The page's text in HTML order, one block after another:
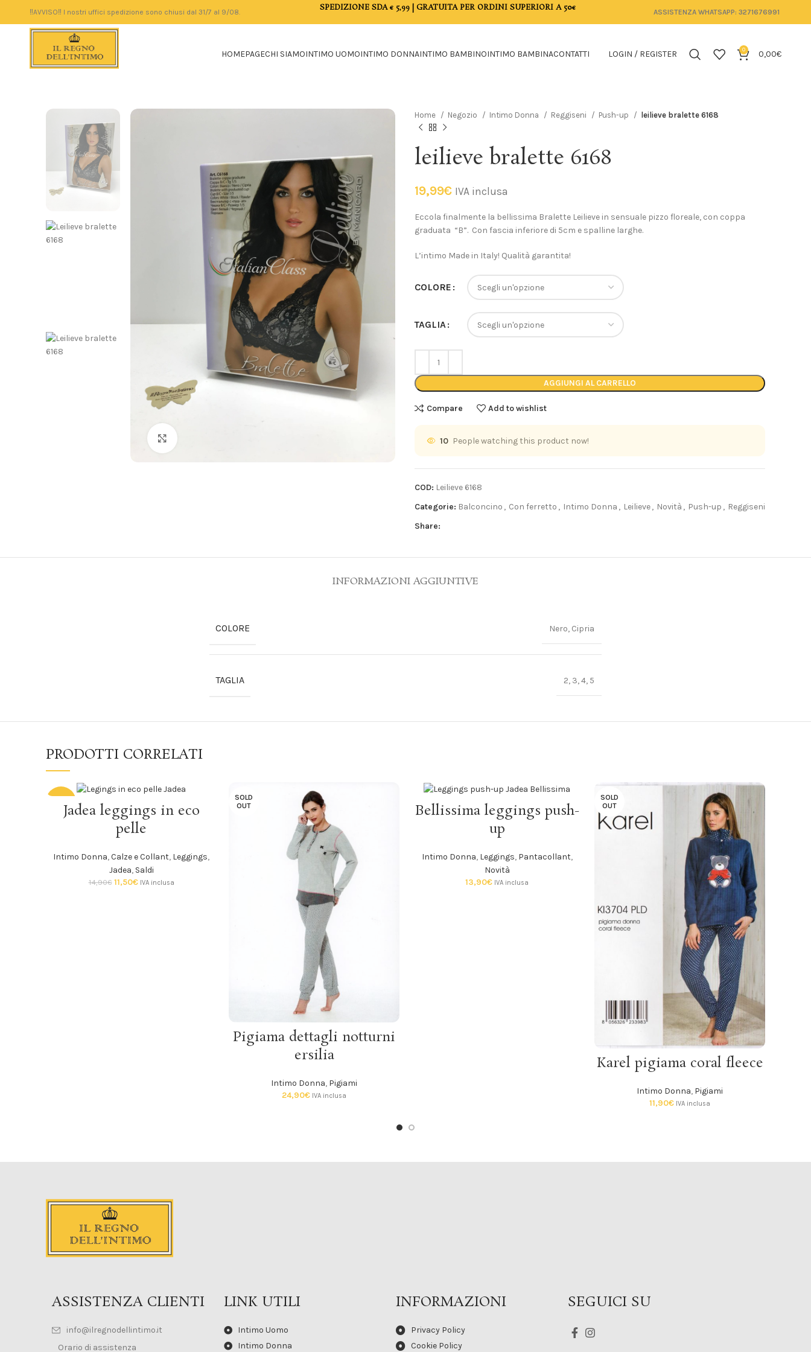
‼️AVVISO‼️ I nostri uffici spedizione sono chiusi dal 31/7 al 9/08. SPEDIZIONE SDA € 5,99 | GRATUITA PER ORDINI SUPERIORI A 50€ ASSISTENZA WHATSAPP: 3271676991
HOMEPAGECHI SIAMOINTIMO UOMOINTIMO DONNAINTIMO BAMBINOINTIMO BAMBINACONTATTI LOGIN / REGISTER 0 0,00€
Click to enlarge
Home Negozio Intimo Donna Reggiseni Push-up leilieve bralette 6168
leilieve bralette 6168
19,99€ IVA inclusa
Eccola finalmente la bellissima Bralette Leilieve in sensuale pizzo floreale, con coppa
graduata “B”. Con fascia inferiore di 5cm e spalline larghe.
L’intimo Made in Italy! Qualità garantita!
COLORE
TAGLIA
AGGIUNGI AL CARRELLO
Compare Add to wishlist
10 People watching this product now!
COD: Leilieve 6168
Categorie: Balconcino , Con ferretto , Intimo Donna , Leilieve, Novità , Push-up , Reggiseni
Share:
INFORMAZIONI AGGIUNTIVE
COLORE Nero, Cipria
TAGLIA 2, 3, 4, 5
PRODOTTI CORRELATI
Jadea leggings in eco
pelle
Intimo Donna,Calze e Collant, Leggings,
Jadea, Saldi
14,90€ 11,50€ IVA inclusa
SOLD
OUT
Pigiama dettagli notturni
ersilia
Intimo Donna, Pigiami
24,90€ IVA inclusa
SCEGLI
Bellissima leggings push-
up
Intimo Donna, Leggings, Pantacollant,
Novità
13,90€ IVA inclusa
SOLD
OUT
Karel pigiama coral fleece
Intimo Donna, Pigiami
11,90€ IVA inclusa
ASSISTENZA CLIENTI
info@ilregnodellintimo.it
Orario di assistenza
LINK UTILI
Intimo Uomo
Intimo Donna
INFORMAZIONI
Privacy Policy
Cookie Policy
SEGUICI SU